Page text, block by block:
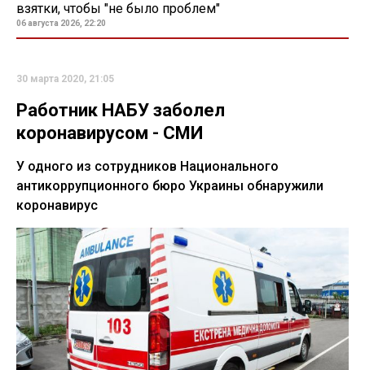
взятки, чтобы "не было проблем"
06 августа 2026, 22:20
30 марта 2020, 21:05
Работник НАБУ заболел
коронавирусом - СМИ
У одного из сотрудников Национального
антикоррупционного бюро Украины обнаружили
коронавирус